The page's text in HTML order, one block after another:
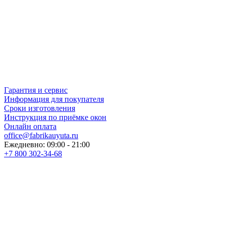
Гарантия и сервис
Информация для покупателя
Сроки изготовления
Инструкция по приёмке окон
Онлайн оплата
office@fabrikauyuta.ru
Ежедневно: 09:00 - 21:00
+7 800 302-34-68